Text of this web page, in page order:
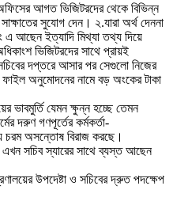
আগত ভিজিটরদের থেকে বিভিন্ন
সুযোগ দেন। ২.যারা অর্থ দেননা
এ আছেন ইত্যাদি মিথ্যা তথ্য দিয়ে
ভিজিটরদের সাথে প্রায়ই
দপ্তরে আসার পর সেগুলো নিজের
অনুমোদনের নামে বড় অংকের টাকা
ভাবমুর্তি যেমন ক্ষুন্ন হচ্ছে তেমন
দরুণ গণপূর্তের কর্মকর্তা-
চরম অসন্তোষ বিরাজ করছে।
সচিব স্যারের সাথে ব্যস্ত আছেন
উপদেষ্টা ও সচিবের দ্রুত পদক্ষেপ